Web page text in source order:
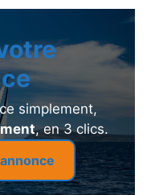
simplement,
, en 3 clics.